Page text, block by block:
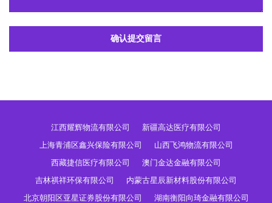
确认提交留言
江西耀辉物流有限公司
新疆高达医疗有限公司
上海青浦区鑫兴保险有限公司
山西飞鸿物流有限公司
西藏捷信医疗有限公司
澳门金达金融有限公司
吉林祺祥环保有限公司
内蒙古星辰新材料股份有限公司
北京朝阳区亚星证券股份有限公司
湖南衡阳向琦金融有限公司